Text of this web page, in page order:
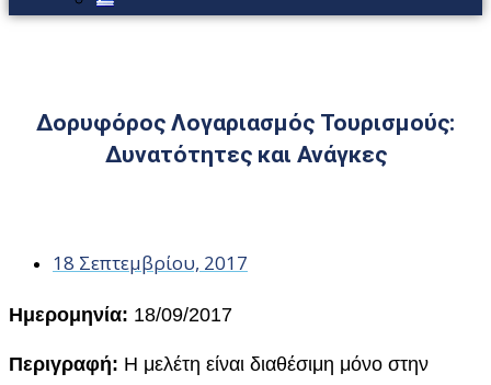
Δορυφόρος Λογαριασμός Τουρισμούς:
Δυνατότητες και Ανάγκες
18 Σεπτεμβρίου, 2017
Ημερομηνία: 18/09/2017
Περιγραφή: Η μελέτη είναι διαθέσιμη μόνο στην